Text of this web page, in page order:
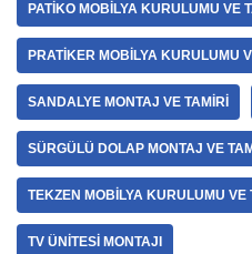
PATIKO MOBILYA KURULUMU VE
PRATIKER MOBILYA KURULUMU
SANDALYE MONTAJ VE TAMIRI
SÜRGÜLÜ DOLAP MONTAJ VE
TEKZEN MOBILYA KURULUMU VE
TV ÜNITESI MONTAJI